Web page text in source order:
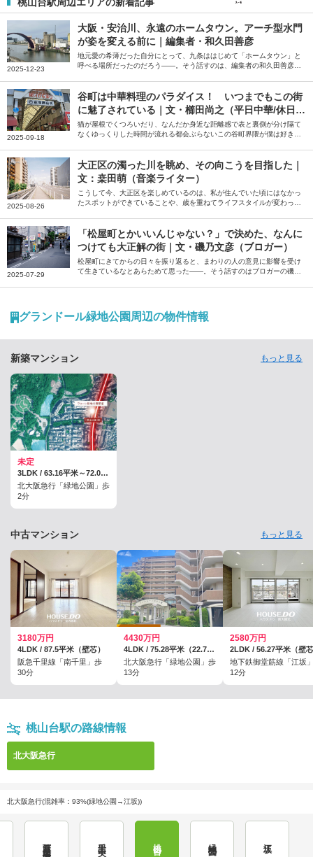
2025-12-23
大阪・安治川、永遠のホームタウン。アーチ型水門
が姿を変える前に｜編集者・和久田善彦
地元愛の希薄だった自分にとって、九条ははじめて「ホームタウン」と
呼べる場所だったのだろう――。そう話すのは、編集者の和久田善彦さ
2025-09-18
谷町は中華料理のパラダイス！ いつまでもこの街
に魅了されている｜文・櫛田尚之（平日中華/休日中
華 代表）
猫が屋根でくつろいだり、なんだか身近な距離感で表と裏側が分け隔て
なくゆっくりした時間が流れる都会ぶらないこの谷町界隈が僕は好きだ
いただきました。
2025-08-26
大正区の濁った川を眺め、その向こうを目指した｜
文：桒田萌（音楽ライター）
こうして今、大正区を楽しめているのは、私が住んでいた頃にはなかっ
たスポットができていることや、歳を重ねてライフスタイルが変わった
っていただきました。
2025-07-29
「松屋町とかいいんじゃない？」で決めた、なんに
つけても大正解の街｜文・磯乃文彦（ブロガー）
松屋町にきてからの日々を振り返ると、まわりの人の意見に影響を受け
て生きているなとあらためて思った――。そう話すのはブロガーの磯乃
グランドール緑地公園周辺の物件情報
新築マンション もっと見る
未定
3LDK / 63.16平米～72.03平米
北大阪急行「緑地公園」歩
2分
中古マンション もっと見る
3180万円
4LDK / 87.5平米（壁芯）
阪急千里線「南千里」歩
30分
4430万円
4LDK / 75.28平米（22.77坪）（壁芯）
北大阪急行「緑地公園」歩
13分
2580万円
2LDK / 56.27平米（壁
地下鉄御堂筋線「江坂
12分
桃山台駅の路線情報
北大阪急行
北大阪急行(混雑率：93%(緑地公園→江坂))
箕面船場阪大前